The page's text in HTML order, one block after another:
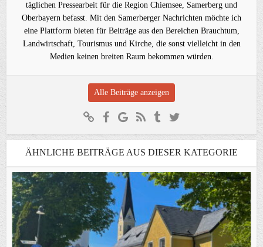
täglichen Pressearbeit für die Region Chiemsee, Samerberg und
Oberbayern befasst. Mit den Samerberger Nachrichten möchte ich
eine Plattform bieten für Beiträge aus den Bereichen Brauchtum,
Landwirtschaft, Tourismus und Kirche, die sonst vielleicht in den
Medien keinen breiten Raum bekommen würden.
Alle Beiträge anzeigen
ÄHNLICHE BEITRÄGE AUS DIESER KATEGORIE